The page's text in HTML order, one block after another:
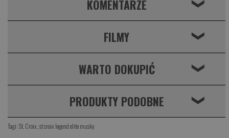
KOMENTARZE ❮
FILMY ❮
WARTO DOKUPIĆ ❮
PRODUKTY PODOBNE ❮
Tagi:St. Croix ,st croix legend elite musky